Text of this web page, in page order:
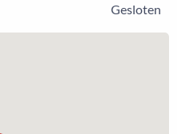
Gesloten